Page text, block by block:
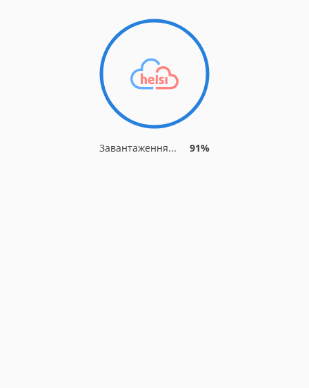
Завантаження... 91%